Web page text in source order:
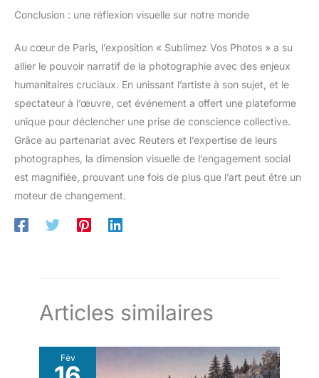
Conclusion : une réflexion visuelle sur notre monde
Au cœur de Paris, l’exposition « Sublimez Vos Photos » a su
allier le pouvoir narratif de la photographie avec des enjeux
humanitaires cruciaux. En unissant l’artiste à son sujet, et le
spectateur à l’œuvre, cet événement a offert une plateforme
unique pour déclencher une prise de conscience collective.
Grâce au partenariat avec Reuters et l’expertise de leurs
photographes, la dimension visuelle de l’engagement social
est magnifiée, prouvant une fois de plus que l’art peut être un
moteur de changement.
Articles similaires
Fév